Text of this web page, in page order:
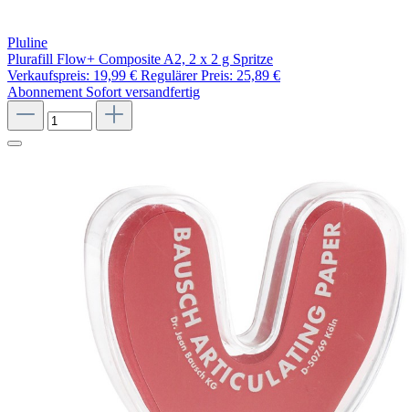
Pluline
Plurafill Flow+ Composite A2, 2 x 2 g Spritze
Verkaufspreis: 19,99 € Regulärer Preis: 25,89 €
Abonnement Sofort versandfertig